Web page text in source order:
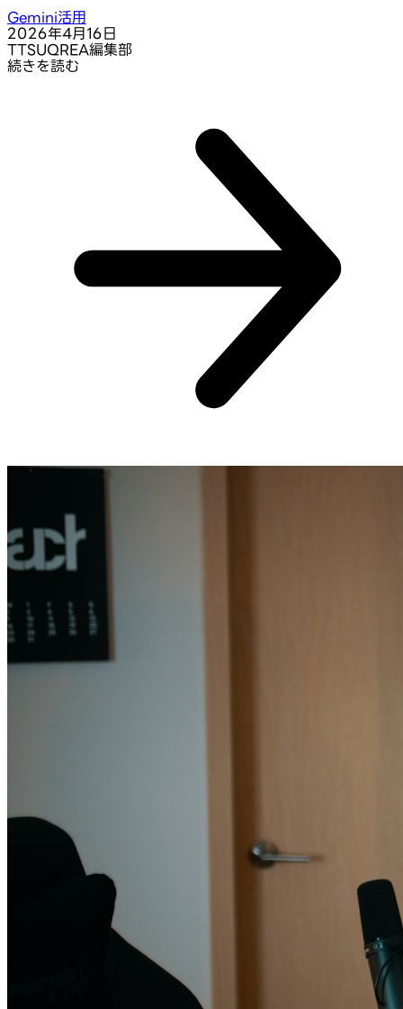
Gemini活用
2026年4月16日
TTSUQREA編集部
続きを読む